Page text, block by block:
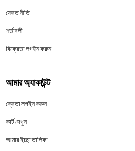
ফেরত নীতি
শর্তাবলী
বিক্রেতা লগইন করুন
আমার অ্যাকাউন্ট
ক্রেতা লগইন করুন
কার্ট দেখুন
আমার ইচ্ছা তালিকা